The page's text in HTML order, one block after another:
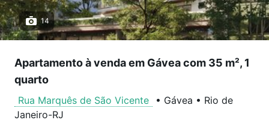
14
Apartamento à venda em Gávea com 35 m², 1
quarto
Rua Marquês de São Vicente • Gávea • Rio de
Janeiro-RJ